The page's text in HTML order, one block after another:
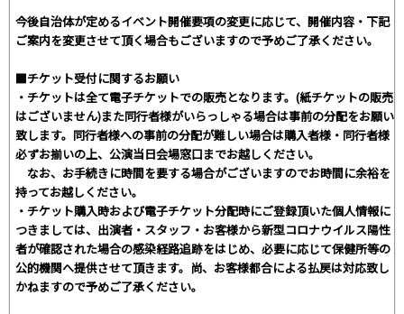
今後自治体が定めるイベント開催要項の変更に応じて、開催内容・下記
ご案内を変更させて頂く場合もございますので予めご了承ください。
■チケット受付に関するお願い
・チケットは全て電子チケットでの販売となります。(紙チケットの販売
はございません)また同行者様がいらっしゃる場合は事前の分配をお願い
致します。同行者様への事前の分配が難しい場合は購入者様・同行者様
必ずお揃いの上、公演当日会場窓口までお越しください。
なお、お手続きに時間を要する場合がございますのでお時間に余裕を
持ってお越しください。
・チケット購入時および電子チケット分配時にご登録頂いた個人情報に
つきましては、出演者・スタッフ・お客様から新型コロナウイルス陽性
者が確認された場合の感染経路追跡をはじめ、必要に応じて保健所等の
公的機関へ提供させて頂きます。尚、お客様都合による払戻は対応致し
かねますので予めご了承ください。